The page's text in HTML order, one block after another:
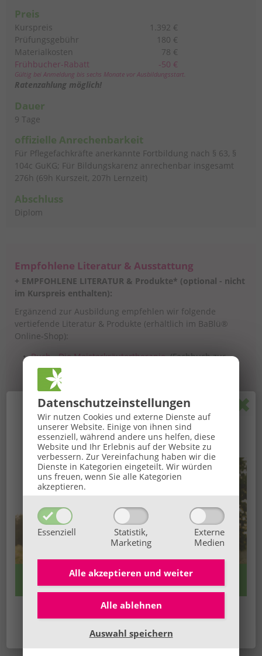
Datenschutz­einstellungen
Wir nutzen Cookies und externe Dienste auf
unserer Website. Einige von ihnen sind
essenziell, während andere uns helfen, diese
Website und Ihr Erlebnis auf der Website zu
verbessern. Zur Vereinfachung haben wir die
Dienste in Kategorien eingeteilt. Wir würden
uns freuen, wenn Sie alle Kategorien
akzeptieren.
Essenziell
Statistik,
Marketing
Externe
Medien
Alle akzeptieren und weiter
Alle ablehnen
Auswahl speichern
🌞GROSSE BaBlü® Sommeraktion🌞
Ihr Sommerbonus für Anmeldungen von 27.07. bis
16.08.2026.
👉 Hier alle Infos
Wir freuen uns auf dich!
Preis
Kurspreis
1.392 €
Prüfungsgebühr
180 €
Materialkosten
78 €
Frühbucher-Rabatt
-50 €
Gültig bei Anmeldung bis sechs Monate vor Ausbildungsstart.
Ratenzahlung möglich!
Dauer
9 Tage
offizielle Anrechenbarkeit
Für Pflegefachkräfte anerkannte Fortbildung nach § 63, §
104c GuKG; Für Bildungskarenz anrechenbar insgesamt
276h (69h Kurszeit, 207h Lernzeit)
Abschluss
Diplom
Empfohlene Literatur & Ausstattung
+ EMPFOHLENE LITERATUR & Produkte* (optional - nicht
im Kurspreis enthalten):
Ergänzend zur Ausbildung empfehlen wir folgende
vertiefende Literatur & Produkte (erhältlich im BaBlü®
Online-Shop):
Buch - Die Meisterkräutertherapie(Fachbuch zur
Ausbildung)
Plakat - Die Meisterkräutertherapie - groß A1
Die Meisterkräutertherapie KARTENSET:
Kräuterkobolds Heilmeditation Kartenset – 24 Karten
A6 mit Meistertitel & Illustration
Weitere Fachbücher als Hintergrundwissen zur TCM
Hier gehts zum Gratis-Download: 3 praktische Unterlagen
zum Nachschlagen, Lernen und Beschriften Ihrer
Kräutergläser
********
*Wir schicken Ihnen Zusatzprodukte/Literatur vom BaBlü®
Start-Ausrüstung per Post zu
- wenn Sie Ihre Ware
spätestens 10 Tage vor Kurs-Start innerhalb Österreich &
international 14 Tage mit 'Selbstabholung' undAngabe
des Kurs-Startterminsin den 'Anmerkungen' bestellen.